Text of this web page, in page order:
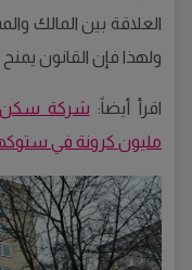
العلاقة بين المالك
ولهذا فإن القانون
اقرأ أيضاً: شركة سكن
مليون كرونة في